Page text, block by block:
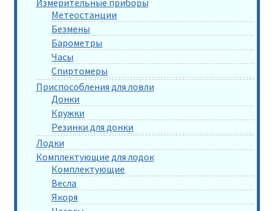
Метеостанции
Безмены
Барометры
Часы
Спиртомеры
Приспособления для ловли
Донки
Кружки
Резинки для донки
Лодки
Комплектующие для лодок
Комплектующие
Весла
Якоря